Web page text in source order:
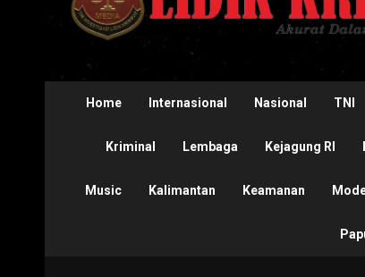
Home Internasional Nasional TNI
Kriminal Lembaga Kejagung RI
Music Kalimantan Keamanan